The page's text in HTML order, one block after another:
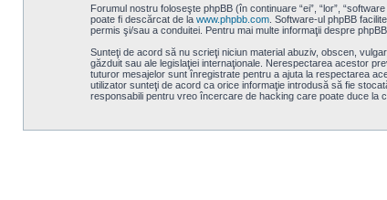
Forumul nostru foloseşte phpBB (în continuare “ei”, “lor”,
poate fi descărcat de la www.phpbb.com. Software-ul phpBB
permis şi/sau a conduitei. Pentru mai multe informaţii despre
Sunteţi de acord să nu scrieţi niciun material abuziv, obscen,
găzduit sau ale legislaţiei internaţionale. Nerespectarea acestor
tuturor mesajelor sunt înregistrate pentru a ajuta la respectarea
utilizator sunteţi de acord ca orice informaţie introdusă să fie
responsabili pentru vreo încercare de hacking care poate duce la